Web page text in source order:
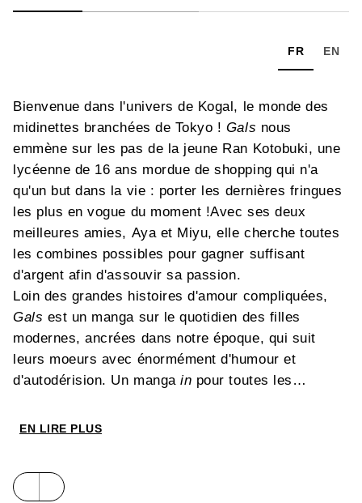
FR EN
Bienvenue dans l'univers de Kogal, le monde des
midinettes branchées de Tokyo ! Gals nous
emmène sur les pas de la jeune Ran Kotobuki, une
lycéenne de 16 ans mordue de shopping qui n'a
qu'un but dans la vie : porter les dernières fringues
les plus en vogue du moment !Avec ses deux
meilleures amies, Aya et Miyu, elle cherche toutes
les combines possibles pour gagner suffisant
d'argent afin d'assouvir sa passion.
Loin des grandes histoires d'amour compliquées,
Gals est un manga sur le quotidien des filles
modernes, ancrées dans notre époque, qui suit
leurs moeurs avec énormément d'humour et
d'autodérision. Un mangain pour toutes les
succès au Japon avec notamment une adaptation
EN LIRE PLUS